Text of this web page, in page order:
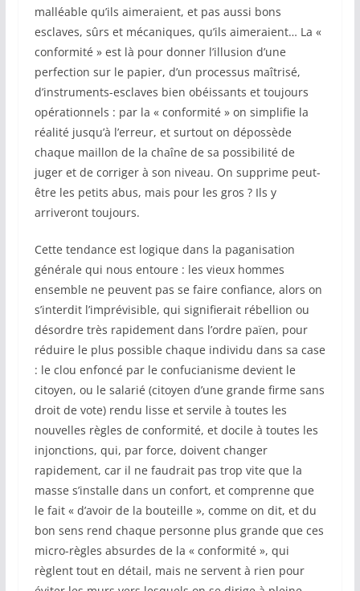
malléable qu’ils aimeraient, et pas aussi bons
esclaves, sûrs et mécaniques, qu’ils aimeraient… La «
conformité » est là pour donner l’illusion d’une
perfection sur le papier, d’un processus maîtrisé,
d’instruments-esclaves bien obéissants et toujours
opérationnels : par la « conformité » on simplifie la
réalité jusqu’à l’erreur, et surtout on dépossède
chaque maillon de la chaîne de sa possibilité de
juger et de corriger à son niveau. On supprime peut-
être les petits abus, mais pour les gros ? Ils y
arriveront toujours.
Cette tendance est logique dans la paganisation
générale qui nous entoure : les vieux hommes
ensemble ne peuvent pas se faire confiance, alors on
s’interdit l’imprévisible, qui signifierait rébellion ou
désordre très rapidement dans l’ordre païen, pour
réduire le plus possible chaque individu dans sa case
: le clou enfoncé par le confucianisme devient le
citoyen, ou le salarié (citoyen d’une grande firme sans
droit de vote) rendu lisse et servile à toutes les
nouvelles règles de conformité, et docile à toutes les
injonctions, qui, par force, doivent changer
rapidement, car il ne faudrait pas trop vite que la
masse s’installe dans un confort, et comprenne que
le fait « d’avoir de la bouteille », comme on dit, et du
bon sens rend chaque personne plus grande que ces
micro-règles absurdes de la « conformité », qui
règlent tout en détail, mais ne servent à rien pour